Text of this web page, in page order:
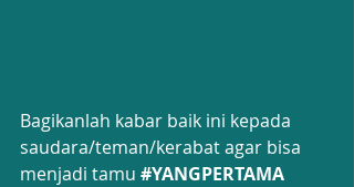
Bagikanlah kabar baik ini kepada
saudara/teman/kerabat agar bisa
menjadi tamu #YANGPERTAMA